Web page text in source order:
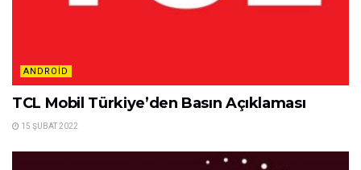
ANDROID
TCL Mobil Türkiye’den Basın Açıklaması
15 ŞUBAT 2022